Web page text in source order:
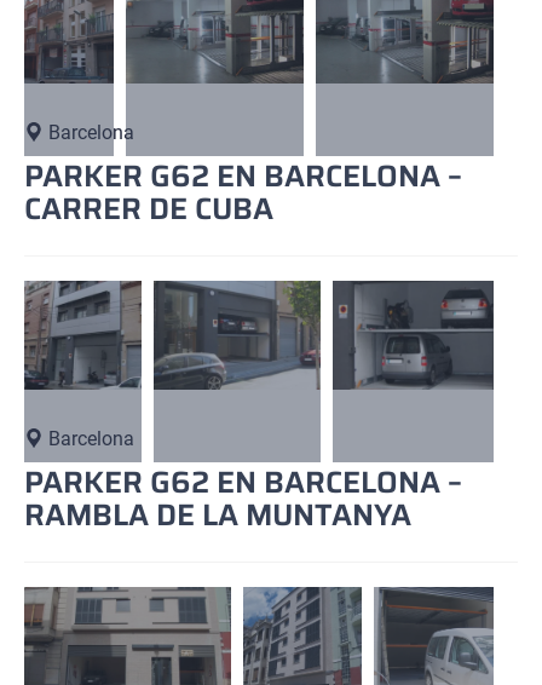
Barcelona
PARKER G62 EN BARCELONA –
CARRER DE CUBA
Barcelona
PARKER G62 EN BARCELONA –
RAMBLA DE LA MUNTANYA